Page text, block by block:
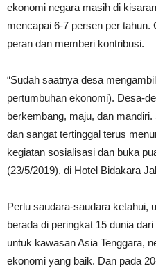
ekonomi negara masih di
mencapai 6-7 persen per
peran dan memberi kontribusi.
“Sudah saatnya desa
pertumbuhan ekonomi). Desa-
berkembang, maju, dan
dan sangat tertinggal terus
kegiatan sosialisasi dan buka
(23/5/2019), di Hotel Bidakara
Perlu saudara-saudara ketahui,
berada di peringkat 15 dunia
untuk kawasan Asia Tenggara,
ekonomi yang baik. Dan pada